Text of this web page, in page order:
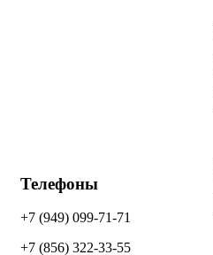
Телефоны
+7 (949) 099-71-71
+7 (856) 322-33-55